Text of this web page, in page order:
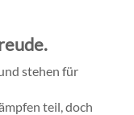
stehen für
teil, doch